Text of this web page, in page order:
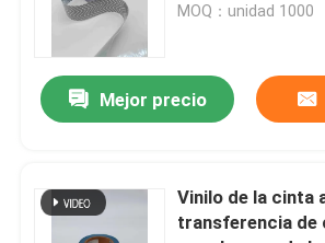
textil de la ropa
MOQ：unidad 1000
Mejor precio
Vinilo de la cinta
transferencia de